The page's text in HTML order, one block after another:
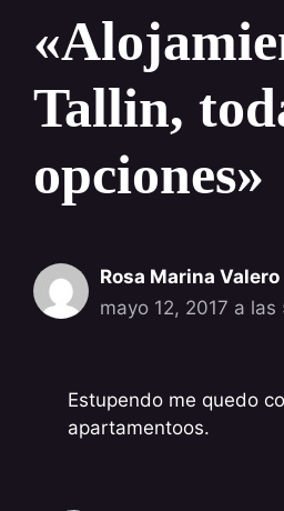
Tallin,
opciones»
Rosa Marina
mayo 12, 2017 a las
Estupendo me quedo
apartamentoos.